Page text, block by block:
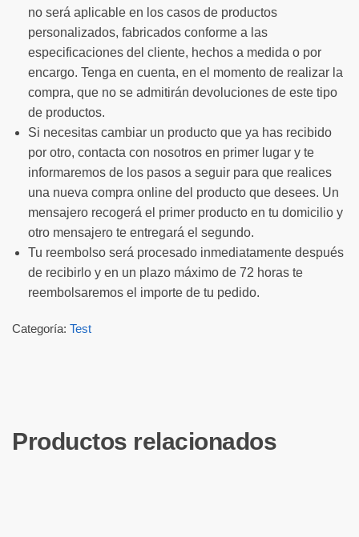
no será aplicable en los casos de productos
personalizados, fabricados conforme a las
especificaciones del cliente, hechos a medida o por
encargo. Tenga en cuenta, en el momento de realizar la
compra, que no se admitirán devoluciones de este tipo
de productos.
Si necesitas cambiar un producto que ya has recibido
por otro, contacta con nosotros en primer lugar y te
informaremos de los pasos a seguir para que realices
una nueva compra online del producto que desees. Un
mensajero recogerá el primer producto en tu domicilio y
otro mensajero te entregará el segundo.
Tu reembolso será procesado inmediatamente después
de recibirlo y en un plazo máximo de 72 horas te
reembolsaremos el importe de tu pedido.
Categoría: Test
Productos relacionados